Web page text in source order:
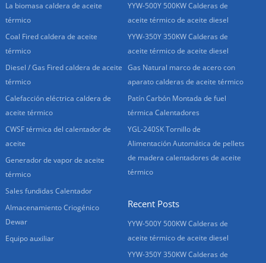
La biomasa caldera de aceite
térmico
Coal Fired caldera de aceite
térmico
Diesel / Gas Fired caldera de aceite
térmico
Calefacción eléctrica caldera de
aceite térmico
CWSF térmica del calentador de
aceite
Generador de vapor de aceite
térmico
Sales fundidas Calentador
Almacenamiento Criogénico
Dewar
Equipo auxiliar
YYW-500Y 500KW Calderas de
aceite térmico de aceite diesel
YYW-350Y 350KW Calderas de
aceite térmico de aceite diesel
Gas Natural marco de acero con
aparato calderas de aceite térmico
Patín Carbón Montada de fuel
térmica Calentadores
YGL-240SK Tornillo de
Alimentación Automática de pellets
de madera calentadores de aceite
térmico
Recent Posts
YYW-500Y 500KW Calderas de
aceite térmico de aceite diesel
YYW-350Y 350KW Calderas de